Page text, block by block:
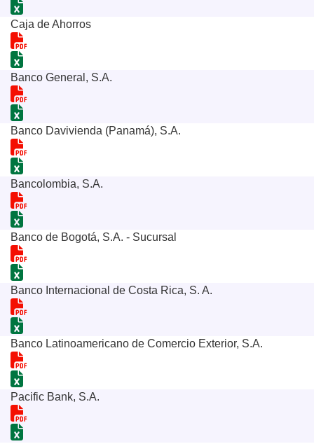
Caja de Ahorros
Banco General, S.A.
Banco Davivienda (Panamá), S.A.
Bancolombia, S.A.
Banco de Bogotá, S.A. - Sucursal
Banco Internacional de Costa Rica, S. A.
Banco Latinoamericano de Comercio Exterior, S.A.
Pacific Bank, S.A.